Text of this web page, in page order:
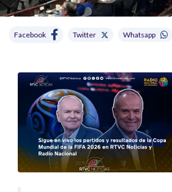
Facebook Twitter Whatsapp